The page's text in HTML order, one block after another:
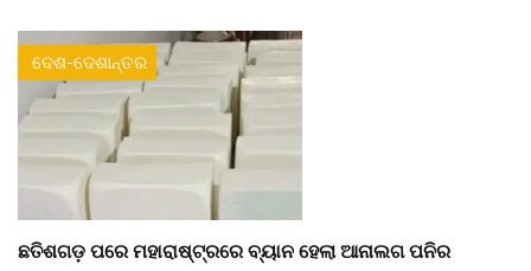
ଦେଶ-ଦେଶାନ୍ତର
ଛତିଶଗଡ଼ ପରେ ମହାରାଷ୍ଟ୍ରରେ ବ୍ୟାନ ହେଲା ଆନାଲଗ ପନିର